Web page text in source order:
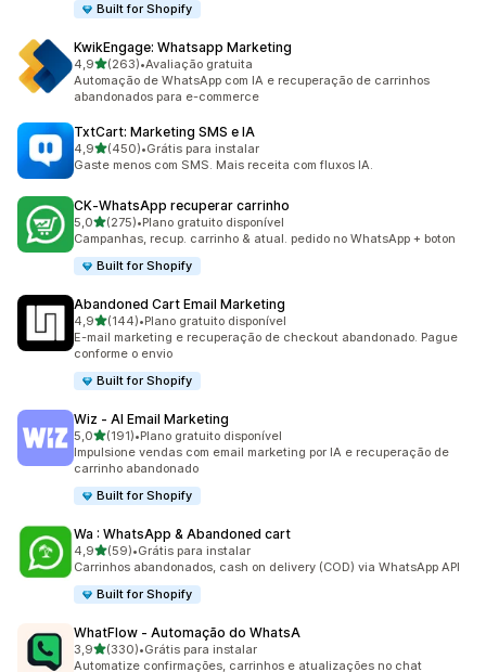
Built for Shopify
KwikEngage: Whatsapp Marketing
4,9de 5 estrelas
(263)
263 avaliações ao todo
•Avaliação gratuita
Automação de WhatsApp com IA e recuperação de carrinhos
abandonados para e-commerce
TxtCart: Marketing SMS e IA
4,9de 5 estrelas
(450)
450 avaliações ao todo
•Grátis para instalar
Gaste menos com SMS. Mais receita com fluxos IA.
CK‑WhatsApp recuperar carrinho
5,0de 5 estrelas
(275)
275 avaliações ao todo
•Plano gratuito disponível
Campanhas, recup. carrinho & atual. pedido no WhatsApp + boton
Built for Shopify
Abandoned Cart Email Marketing
4,9de 5 estrelas
(144)
144 avaliações ao todo
•Plano gratuito disponível
E-mail marketing e recuperação de checkout abandonado. Pague
conforme o envio
Built for Shopify
Wiz ‑ AI Email Marketing
5,0de 5 estrelas
(191)
191 avaliações ao todo
•Plano gratuito disponível
Impulsione vendas com email marketing por IA e recuperação de
carrinho abandonado
Built for Shopify
Wa : WhatsApp & Abandoned cart
4,9de 5 estrelas
(59)
59 avaliações ao todo
•Grátis para instalar
Carrinhos abandonados, cash on delivery (COD) via WhatsApp API
Built for Shopify
WhatFlow ‑ Automação do WhatsA
3,9de 5 estrelas
(330)
330 avaliações ao todo
•Grátis para instalar
Automatize confirmações, carrinhos e atualizações no chat